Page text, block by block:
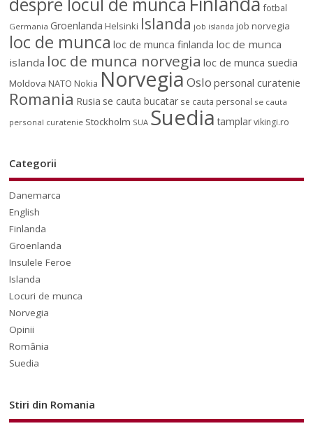
fotbal
Germania Groenlanda Helsinki Islanda job islanda job norvegia
loc de munca loc de munca finlanda loc de munca
islanda loc de munca norvegia loc de munca suedia
Moldova NATO Nokia NorvegiaOslo personal curatenie
Romania Rusia se cauta bucatar se cauta personal se cauta
personal curatenie Stockholm SUA Suedia tamplar vikingi.ro
Categorii
Danemarca
English
Finlanda
Groenlanda
Insulele Feroe
Islanda
Locuri de munca
Norvegia
Opinii
România
Suedia
Stiri din Romania